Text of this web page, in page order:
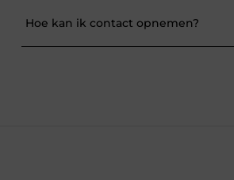
Hoe kan ik contact opnemen?